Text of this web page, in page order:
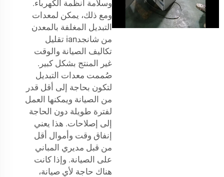
وسلامة أنظمة الكهرباء.
ومع ذلك، يمكن لمعدات
التبديل المغلفة بالمعدن
من شانجدian تقليل
تكاليف الصيانة والوقت
غير المنتج بشكل كبير.
صُممت معدات التبديل
لتكون بحاجة إلى أقل قدر
من الصيانة ويمكنها العمل
لفترة طويلة دون الحاجة
إلى إصلاحات. هذا يعني
إنفاق وقت وأموال أقل
من قبل مديري المباني
على الصيانة. وإذا كانت
هناك حاجة لأي صيانة،